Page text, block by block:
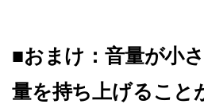
■おまけ：音量が小
量を持ち上げること